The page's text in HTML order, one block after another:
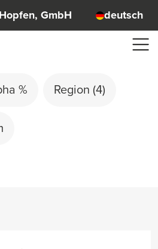
GmbH deutsch
% Region (4)